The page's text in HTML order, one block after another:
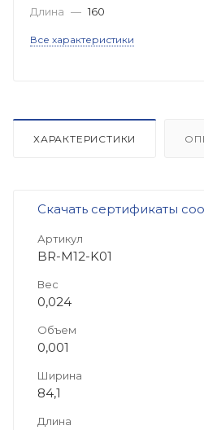
Длина — 160
Все характеристики
ХАРАКТЕРИСТИКИ
Скачать сертификаты
Артикул
BR-M12-K01
Вес
0,024
Объем
0,001
Ширина
84,1
Длина